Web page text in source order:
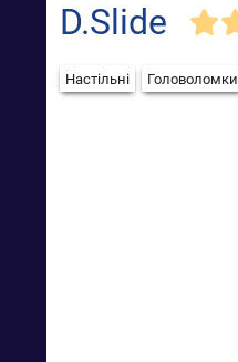
D.Slide
Настільні Головоломки